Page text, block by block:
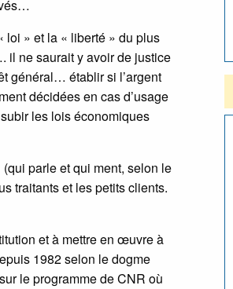
loi » et la « liberté » du plus
il ne saurait y avoir de justice
général… établir si l’argent
décidées en cas d’usage
les lois économiques
parle et qui ment, selon le
traitants et les petits clients.
et à mettre en œuvre à
1982 selon le dogme
le programme de CNR où